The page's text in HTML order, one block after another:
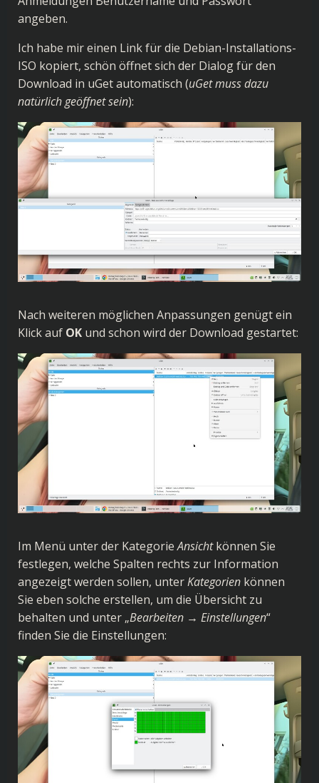
angeben.
Ich habe mir einen Link für die Debian-Installations-
ISO kopiert, schön öffnet sich der Dialog für den
Download in uGet automatisch (uGet muss dazu
natürlich geöffnet sein):
Nach weiteren möglichen Anpassungen genügt ein
Klick auf OK und schon wird der Download gestartet:
Im Menü unter der KategorieAnsichtkönnen Sie
festlegen, welche Spalten rechts zur Information
angezeigt werden sollen, unterKategorien können
Sie eben solche erstellen, um die Übersicht zu
behalten und unter „Bearbeiten → Einstellungen“
finden Sie die Einstellungen: